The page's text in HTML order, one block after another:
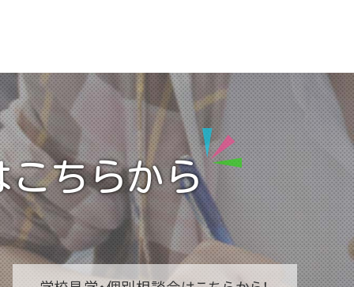
こちらから